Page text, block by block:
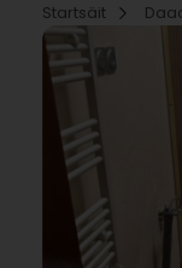
Startsäit